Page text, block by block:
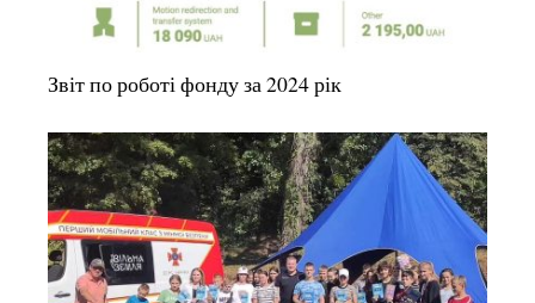
Звіт по роботі фонду за 2024 рік